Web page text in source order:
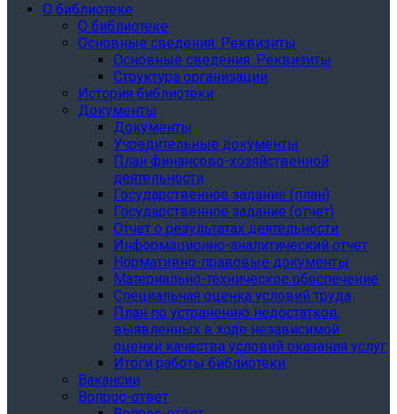
О библиотеке
О библиотеке
Основные сведения. Реквизиты
Основные сведения. Реквизиты
Структура организации
История библиотеки
Документы
Документы
Учредительные документы
План финансово-хозяйственной
деятельности
Государственное задание (план)
Государственное задание (отчет)
Отчет о результатах деятельности
Информационно-аналитический отчет
Нормативно-правовые документы
Материально-техническое обеспечение
Специальная оценка условий труда
План по устранению недостатков,
выявленных в ходе независимой
оценки качества условий оказания услуг
Итоги работы библиотеки
Вакансии
Вопрос-ответ